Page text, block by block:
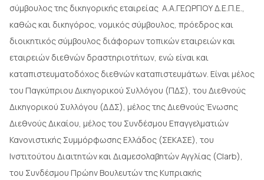
σύμβουλος της δικηγορικής εταιρείας Α.Α.ΓΕΩΡΓΙΟΥ Δ.Ε.Π.Ε.,
καθώς και δικηγόρος, νομικός σύμβουλος, πρόεδρος και
διοικητικός σύμβουλος διάφορων τοπικών εταιρειών και
εταιρειών διεθνών δραστηριοτήτων, ενώ είναι και
καταπιστευματοδόχος διεθνών καταπιστευμάτων. Είναι μέλος
του Παγκύπριου Δικηγορικού Συλλόγου (ΠΔΣ), του Διεθνούς
Δικηγορικού Συλλόγου (ΔΔΣ), μέλος της Διεθνούς Ένωσης
Διεθνούς Δικαίου, μέλος του Συνδέσμου Επαγγελματιών
Κανονιστικής Συμμόρφωσης Ελλάδος (ΣΕΚΑΣΕ), του
Ινστιτούτου Διαιτητών και Διαμεσολαβητών Αγγλίας (CIarb),
του Συνδέσμου Πρώην Βουλευτών της Κυπριακής